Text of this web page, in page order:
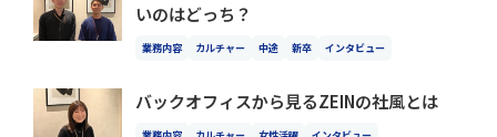
いのはどっち？
業務内容 カルチャー 中途 新卒 インタビュー
バックオフィスから見るZEINの社風とは